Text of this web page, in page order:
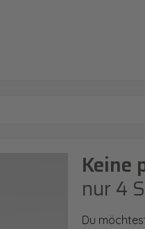
Keine
nur 4
Du